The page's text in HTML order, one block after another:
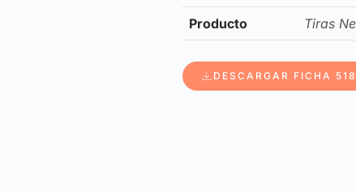
Producto Tiras
DESCARGAR FICHA